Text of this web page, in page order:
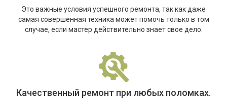
Это важные условия успешного ремонта, так как даже
самая совершенная техника может помочь только в том
случае, если мастер действительно знает свое дело.
Качественный ремонт при любых поломках.